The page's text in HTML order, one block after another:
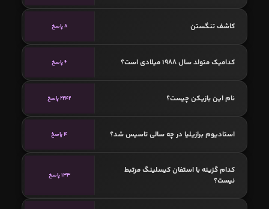
کاشف تنگستن 8 پاسخ
کدامیک متولد سال 1988 میلادی است؟ 6 پاسخ
نام این بازیکن چیست؟ 2242 پاسخ
استادیوم برازیلیا در چه سالی تاسیس شد؟ 4 پاسخ
کدام گزینه با استفان کیسلینگ مرتبط
نیست؟
133 پاسخ